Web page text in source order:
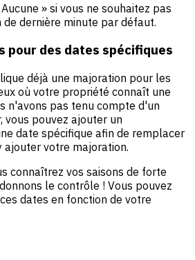
» si vous ne souhaitez pas
dernière minute par défaut.
pour des dates spécifiques
déjà une majoration pour les
où votre propriété connaît une
n'avons pas tenu compte d'un
vous pouvez ajouter un
date spécifique afin de remplacer
ajouter votre majoration.
connaîtrez vos saisons de forte
le contrôle ! Vous pouvez
dates en fonction de votre